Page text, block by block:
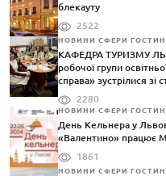
блекауту
2522
НОВИНИ СФЕРИ
КАФЕДРА ТУРИЗМУ
робочої групи
справа» зустрілися зі
2280
НОВИНИ СФЕРИ
День Кельнера у
«Валентино» працює
1861
НОВИНИ СФЕРИ